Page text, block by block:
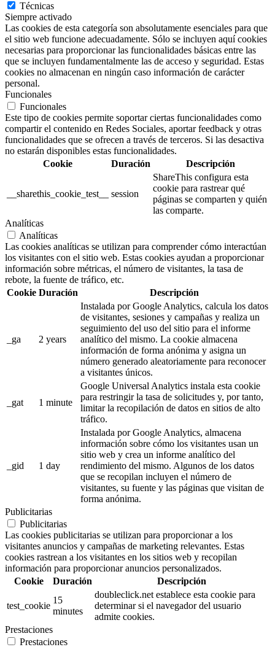
Técnicas
Siempre activado
Las cookies de esta categoría son absolutamente esenciales para que
el sitio web funcione adecuadamente. Sólo se incluyen aquí cookies
necesarias para proporcionar las funcionalidades básicas entre las
que se incluyen fundamentalmente las de acceso y seguridad. Estas
cookies no almacenan en ningún caso información de carácter
personal.
Funcionales
Funcionales
Este tipo de cookies permite soportar ciertas funcionalidades como
compartir el contenido en Redes Sociales, aportar feedback y otras
funcionalidades que se ofrecen a través de terceros. Si las desactiva
no estarán disponibles estas funcionalidades.
Cookie
Duración Descripción
__sharethis_cookie_test__ session
ShareThis configura esta
cookie para rastrear qué
páginas se comparten y quién
las comparte.
Analíticas
Analíticas
Las cookies analíticas se utilizan para comprender cómo interactúan
los visitantes con el sitio web. Estas cookies ayudan a proporcionar
información sobre métricas, el número de visitantes, la tasa de
rebote, la fuente de tráfico, etc.
Cookie Duración Descripción
_ga 2 years
Instalada por Google Analytics, calcula los datos
de visitantes, sesiones y campañas y realiza un
seguimiento del uso del sitio para el informe
analítico del mismo. La cookie almacena
información de forma anónima y asigna un
número generado aleatoriamente para reconocer
a visitantes únicos.
_gat 1 minute
Google Universal Analytics instala esta cookie
para restringir la tasa de solicitudes y, por tanto,
limitar la recopilación de datos en sitios de alto
tráfico.
_gid 1 day
Instalada por Google Analytics, almacena
información sobre cómo los visitantes usan un
sitio web y crea un informe analítico del
rendimiento del mismo. Algunos de los datos
que se recopilan incluyen el número de
visitantes, su fuente y las páginas que visitan de
forma anónima.
Publicitarias
Publicitarias
Las cookies publicitarias se utilizan para proporcionar a los
visitantes anuncios y campañas de marketing relevantes. Estas
cookies rastrean a los visitantes en los sitios web y recopilan
información para proporcionar anuncios personalizados.
Cookie
Duración Descripción
test_cookie
15
minutes
doubleclick.net establece esta cookie para
determinar si el navegador del usuario
admite cookies.
Prestaciones
Prestaciones